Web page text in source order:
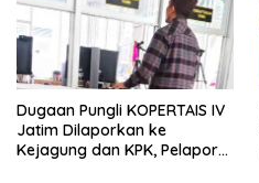
Dugaan Pungli KOPERTAIS IV
Jatim Dilaporkan ke
Kejagung dan KPK, Pelapor